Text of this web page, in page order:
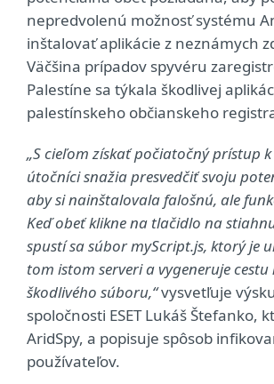
nepredvolenú možnosť systému
inštalovať aplikácie z neznámych
Väčšina prípadov spyvéru
Palestíne sa týkala škodlivej
palestínskeho občianskeho
„S cieľom získať počiatočný prístup
útočníci snažia presvedčiť svoju
aby si nainštalovala falošnú, ale
Keď obeť klikne na tlačidlo na
spustí sa súbor myScript.js, ktorý je
tom istom serveri a vygeneruje
škodlivého súboru,“vysvetľuje
spoločnosti ESET Lukáš Štefanko,
AridSpy, a popisuje spôsob
používateľov.